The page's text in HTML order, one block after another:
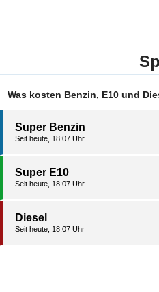
Was kosten Benzin, E10 und
Super Benzin
Seit heute, 18:07 Uhr
Super E10
Seit heute, 18:07 Uhr
Diesel
Seit heute, 18:07 Uhr